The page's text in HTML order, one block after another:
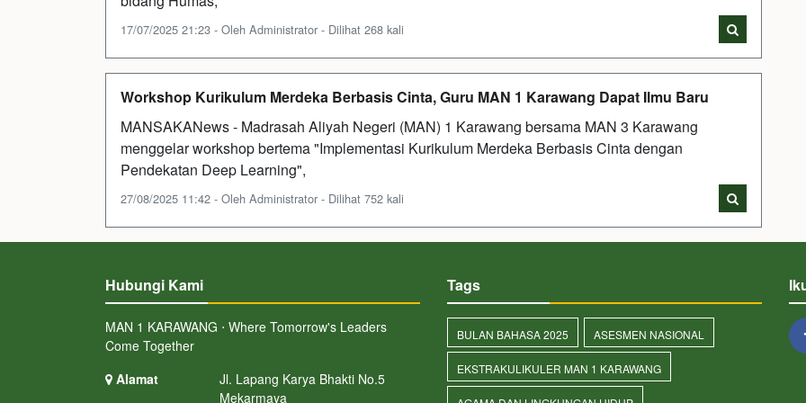
17/07/2025 21:23 - Oleh Administrator - Dilihat 268 kali
Workshop Kurikulum Merdeka Berbasis Cinta, Guru MAN 1 Karawang Dapat Ilmu Baru
MANSAKANews - Madrasah Aliyah Negeri (MAN) 1 Karawang bersama MAN 3 Karawang
menggelar workshop bertema "Implementasi Kurikulum Merdeka Berbasis Cinta dengan
Pendekatan Deep Learning",
27/08/2025 11:42 - Oleh Administrator - Dilihat 752 kali
Hubungi Kami
MAN 1 KARAWANG ⋅ Where Tomorrow's Leaders
Come Together
Alamat
Jl. Lapang Karya Bhakti No.5
Mekarmaya
Tags
BULAN BAHASA 2025 ASESMEN NASIONAL
EKSTRAKULIKULER MAN 1 KARAWANG